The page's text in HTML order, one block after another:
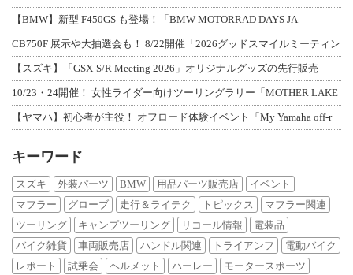
【BMW】新型 F450GS も登場！「BMW MOTORRAD DAYS JA
CB750F 展示や大抽選会も！ 8/22開催「2026グッドスマイルミーティン
【スズキ】「GSX-S/R Meeting 2026」オリジナルグッズの先行販売
10/23・24開催！ 女性ライダー向けツーリングラリー「MOTHER LAKE
【ヤマハ】初心者が主役！ オフロード体験イベント「My Yamaha off-r
キーワード
スズキ 外装パーツ BMW 用品パーツ販売店
イベント
マフラー
グローブ 走行＆ライテク トピックス
マフラー関連
ツーリング
キャンプツーリング リコール情報
電装品
バイク雑貨
車両販売店 ハンドル関連 トライアンフ
電動バイク
レポート
試乗会 ヘルメット ハーレー モータースポーツ